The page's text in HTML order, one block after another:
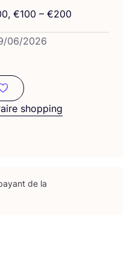
, €100 – €200
/06/2026
favoris
shopping
de la